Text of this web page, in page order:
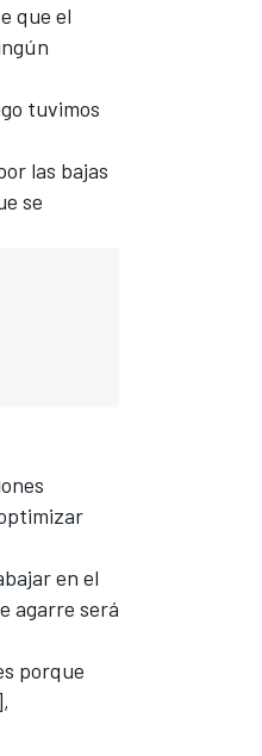
que el
tuvimos
las bajas
se
en el
agarre será
porque